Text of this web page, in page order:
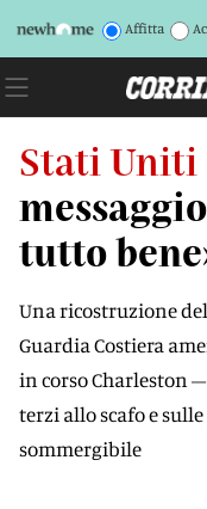
Affitta
Stati Uniti
tutto
Una ricostruzione
Guardia Costiera
in corso Charleston
terzi allo scafo e
sommergibile